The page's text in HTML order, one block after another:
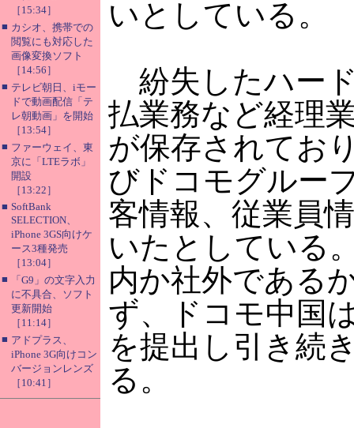
［15:34］
■ カシオ、携帯での
閲覧にも対応した
画像変換ソフト
［14:56］
■ テレビ朝日、iモー
ドで動画配信「テ
レ朝動画」を開始
［13:54］
■ ファーウェイ、東
京に「LTEラボ」
開設
［13:22］
■ SoftBank
SELECTION、
iPhone 3GS向けケ
ース3種発売
［13:04］
■
「G9」の文字入力
に不具合、ソフト
更新開始
［11:14］
■ アドプラス、
iPhone 3G向けコン
バージョンレンズ
［10:41］
いとしている。
紛失したハー
払業務など経理
が保存されてお
びドコモグルー
客情報、従業員
いたとしている
内か社外である
ず、ドコモ中国
を提出し引き続
る。